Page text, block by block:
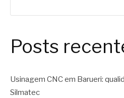
Posts
Usinagem CNC em Barueri:
Silmatec